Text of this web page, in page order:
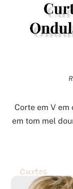
Corte em V
em tom mel